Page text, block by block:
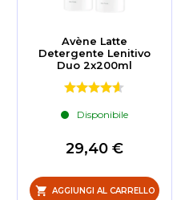
Avène Latte
Detergente Lenitivo
Duo 2x200ml
Disponibile
29,40 €
AGGIUNGI AL CARRELLO